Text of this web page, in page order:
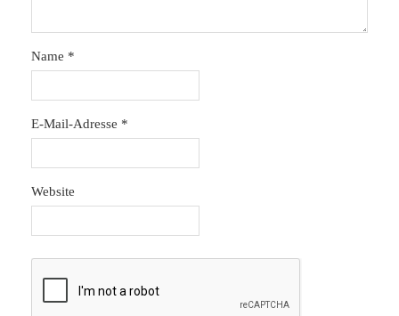
Name *
E-Mail-Adresse *
Website